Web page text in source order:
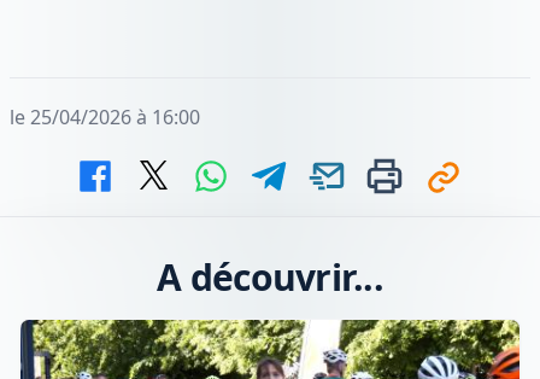
le 25/04/2026 à 16:00
A découvrir...